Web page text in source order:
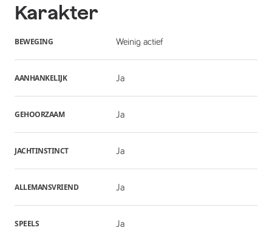
Karakter
BEWEGING Weinig actief
AANHANKELIJK Ja
GEHOORZAAM Ja
JACHTINSTINCT Ja
ALLEMANSVRIEND Ja
SPEELS Ja